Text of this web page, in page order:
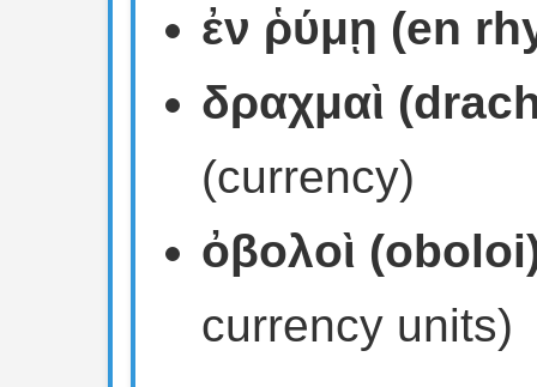
ἐν ῥύμῃ (en
δραχμαὶ
(currency)
ὀβολοὶ
currency units)